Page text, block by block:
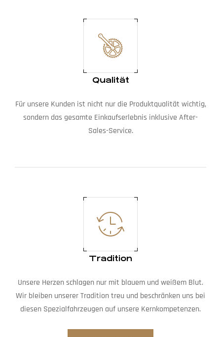
Qualität
Für unsere Kunden ist nicht nur die Produktqualität wichtig,
sondern das gesamte Einkaufserlebnis inklusive After-
Sales-Service.
Tradition
Unsere Herzen schlagen nur mit blauem und weißem Blut.
Wir bleiben unserer Tradition treu und beschränken uns bei
diesen Spezialfahrzeugen auf unsere Kernkompetenzen.